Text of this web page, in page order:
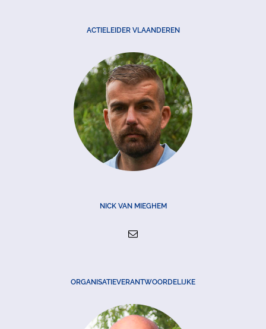
ACTIELEIDER VLAANDEREN
NICK VAN MIEGHEM
ORGANISATIEVERANTWOORDELIJKE